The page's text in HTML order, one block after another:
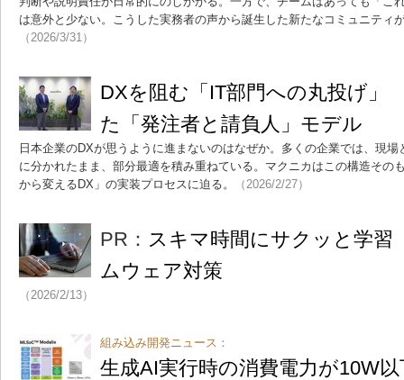
は意外と少ない。こうした実務者の声から誕生した新たなコミュニティ
（2026/3/31）
DXを阻む「IT部門への丸投げ
た「発注者と請負人」モデル
日本企業のDXが思うように進まないのはなぜか。多くの企業では、現
に分かれたまま、部分最適を積み重ねている。マクニカはこの構造その
から変えるDX」の実装プロセスに迫る。
（2026/2/27）
PR： スキマ時間にサクッと学
ムウェア対策
（2026/2/13）
組み込み開発ニュース：
生成AI実行時の消費電力が10W